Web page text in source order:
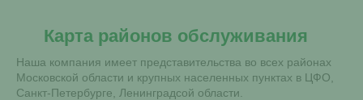
Карта районов обслуживания
Наша компания имеет представительства во всех районах
Московской области и крупных населенных пунктах в ЦФО,
Санкт-Петербурге, Ленинградсой области.